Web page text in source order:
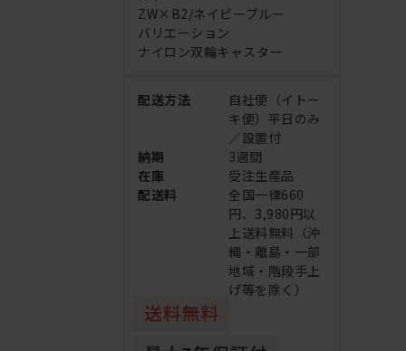
ZW×B2/ネイビーブルー
バリエーション
ナイロン双輪キャスター
配送方法
自社便（イトー
キ便）平日のみ
／設置付
納期
3週間
在庫
受注生産品
配送料
全国一律660
円、3,980円以
上送料無料（沖
縄・離島・一部
地域・階段手上
げ等を除く）